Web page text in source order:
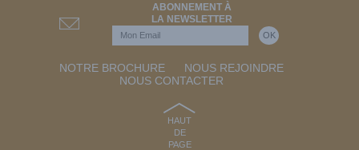
ABONNEMENT À
LA NEWSLETTER
NOTRE BROCHURE
NOUS REJOINDRE
NOUS CONTACTER
HAUT
DE
PAGE